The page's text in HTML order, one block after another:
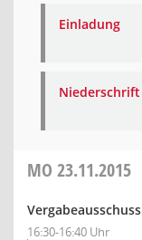
Einladung
Niederschrift
MO 23.11.2015
Vergabeausschuss
16:30-16:40 Uhr